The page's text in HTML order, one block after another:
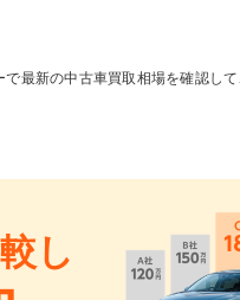
最新の中古車買取相場を確認し
し